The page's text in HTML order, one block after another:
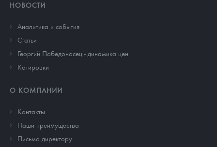
НОВОСТИ
Аналитика и события
Cтатьи
Георгий Победоносец - динамика цен
Котировки
О КОМПАНИИ
Контакты
Наши преимущества
Письмо директору